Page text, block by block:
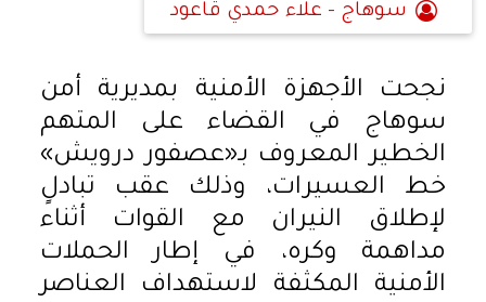
سوهاج - علاء حمدي قاعود
نجحت الأجهزة الأمنية بمديرية أمن
سوهاج في القضاء على المتهم
الخطير المعروف بـ«عصفور درويش»
خط العسيرات، وذلك عقب تبادلٍ
لإطلاق النيران مع القوات أثناء
مداهمة وكره، في إطار الحملات
الأمنية المكثفة لاستهداف العناصر